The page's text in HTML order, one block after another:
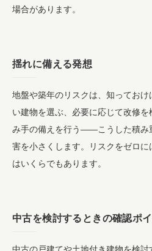
場合があります。
揺れに備える発想
地盤や築年のリスクは、知ってお
い建物を選ぶ、必要に応じて改修
み手の備えを行う――こうした積み
害を小さくします。リスクをゼロ
はいくらでもあります。
中古を検討するときの確認ポ